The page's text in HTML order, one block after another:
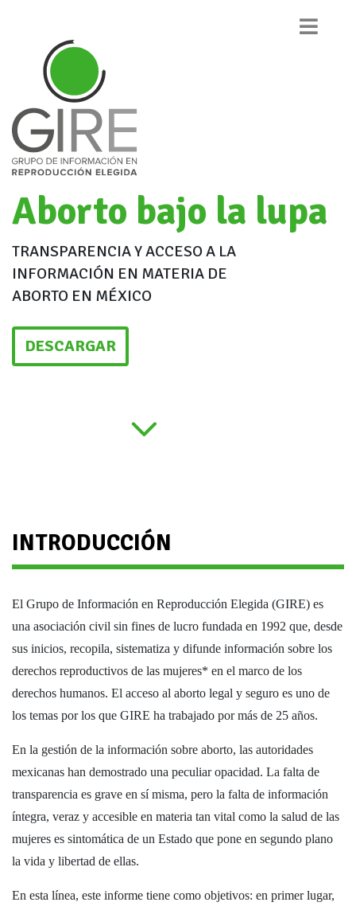
Aborto bajo la lupa
TRANSPARENCIA Y ACCESO A LA
INFORMACIÓN EN MATERIA DE
ABORTO EN MÉXICO
DESCARGAR
INTRODUCCIÓN
El Grupo de Información en Reproducción Elegida (GIRE) es
una asociación civil sin fines de lucro fundada en 1992 que, desde
sus inicios, recopila, sistematiza y difunde información sobre los
derechos reproductivos de las mujeres* en el marco de los
derechos humanos. El acceso al aborto legal y seguro es uno de
los temas por los que GIRE ha trabajado por más de 25 años.
En la gestión de la información sobre aborto, las autoridades
mexicanas han demostrado una peculiar opacidad. La falta de
transparencia es grave en sí misma, pero la falta de información
íntegra, veraz y accesible en materia tan vital como la salud de las
mujeres es sintomática de un Estado que pone en segundo plano
la vida y libertad de ellas.
En esta línea, este informe tiene como objetivos: en primer lugar,